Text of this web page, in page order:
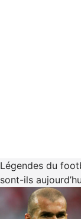
Légendes du
sont-ils